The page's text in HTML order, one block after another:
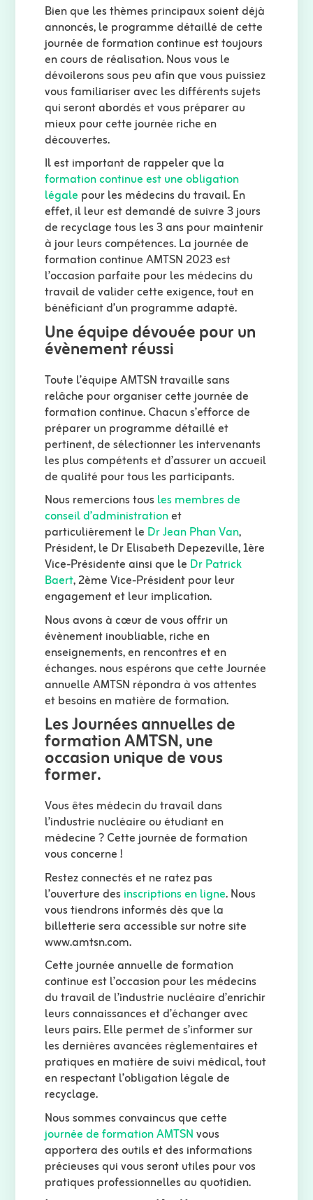
Bien que les thèmes principaux soient déjà
annoncés, le programme détaillé de cette
journée de formation continue est toujours
en cours de réalisation. Nous vous le
dévoilerons sous peu afin que vous puissiez
vous familiariser avec les différents sujets
qui seront abordés et vous préparer au
mieux pour cette journée riche en
découvertes.
Il est important de rappeler que la
formation continue est une obligation
légale pour les médecins du travail. En
effet, il leur est demandé de suivre 3 jours
de recyclage tous les 3 ans pour maintenir
à jour leurs compétences. La journée de
formation continue AMTSN 2023 est
l’occasion parfaite pour les médecins du
travail de valider cette exigence, tout en
bénéficiant d’un programme adapté.
Une équipe dévouée pour un
évènement réussi
Toute l’équipe AMTSN travaille sans
relâche pour organiser cette journée de
formation continue. Chacun s’efforce de
préparer un programme détaillé et
pertinent, de sélectionner les intervenants
les plus compétents et d’assurer un accueil
de qualité pour tous les participants.
Nous remercions tousles membres de
conseil d’administrationet
particulièrement le Dr Jean Phan Van,
Président, le Dr Elisabeth Depezeville, 1ère
Vice-Présidente ainsi que le Dr Patrick
Baert, 2ème Vice-Président pour leur
engagement et leur implication.
Nous avons à cœur de vous offrir un
évènement inoubliable, riche en
enseignements, en rencontres et en
échanges. nous espérons que cette Journée
annuelle AMTSN répondra à vos attentes
et besoins en matière de formation.
Les Journées annuelles de
formation AMTSN, une
occasion unique de vous
former.
Vous êtes médecin du travail dans
l’industrie nucléaire ou étudiant en
médecine ? Cette journée de formation
vous concerne !
Restez connectés et ne ratez pas
l’ouverture desinscriptions en ligne. Nous
vous tiendrons informés dès que la
billetterie sera accessible sur notre site
www.amtsn.com.
Cette journée annuelle de formation
continue est l’occasion pour les médecins
du travail de l’industrie nucléaire d’enrichir
leurs connaissances et d’échanger avec
leurs pairs. Elle permet de s’informer sur
les dernières avancées réglementaires et
pratiques en matière de suivi médical, tout
en respectant l’obligation légale de
recyclage.
Nous sommes convaincus que cette
journée de formation AMTSNvous
apportera des outils et des informations
précieuses qui vous seront utiles pour vos
pratiques professionnelles au quotidien.